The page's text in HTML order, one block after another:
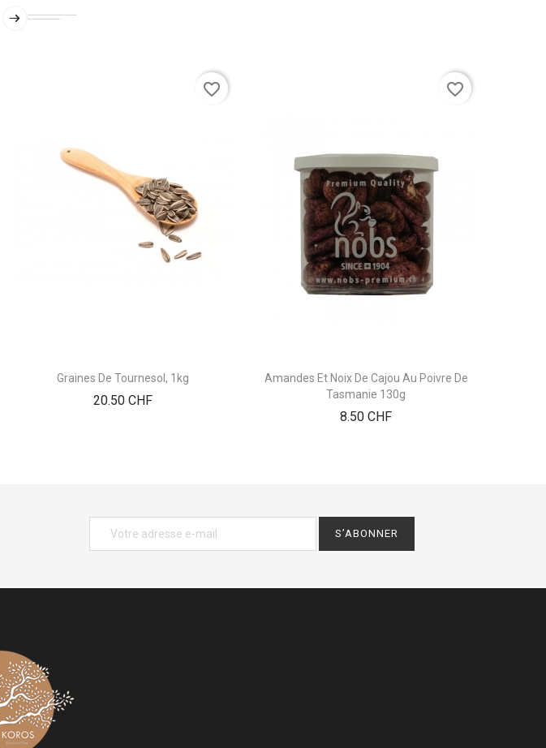
Graines De Tournesol, 1kg
20.50 CHFPrix
favorite_border
Amandes Et Noix De Cajou Au Poivre De
Tasmanie 130g
8.50 CHFPrix
favorite_border